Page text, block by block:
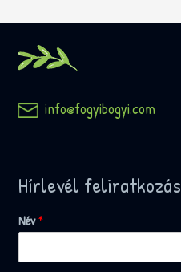
info@fogyibogyi.com
Hírlevél feliratkozás
Név*